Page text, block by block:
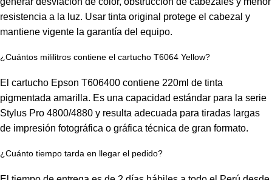
resistencia a la luz. Usar tinta original protege el cabezal y
mantiene vigente la garantía del equipo.
¿Cuántos mililitros contiene el cartucho T6064 Yellow?
El cartucho Epson T606400 contiene 220ml de tinta
pigmentada amarilla. Es una capacidad estándar para la serie
Stylus Pro 4800/4880 y resulta adecuada para tiradas largas
de impresión fotográfica o gráfica técnica de gran formato.
¿Cuánto tiempo tarda en llegar el pedido?